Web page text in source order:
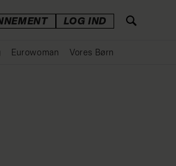
LOG IND
Eurowoman Vores Børn